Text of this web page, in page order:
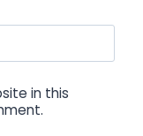
in this